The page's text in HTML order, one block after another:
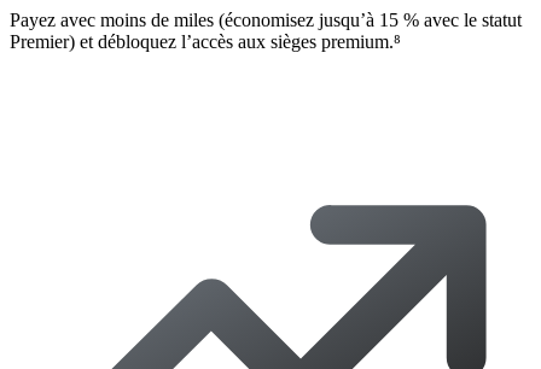
Payez avec moins de miles (économisez jusqu’à 15 % avec le statut
Premier) et débloquez l’accès aux sièges premium.⁸